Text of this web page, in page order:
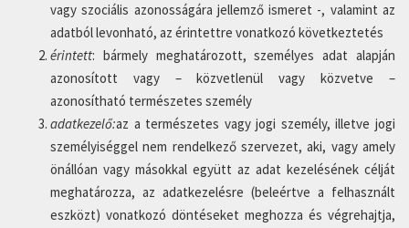
vagy szociális azonosságára jellemző ismeret -, valamint az
adatból levonható, az érintettre vonatkozó következtetés
érintett: bármely meghatározott, személyes adat alapján
azonosított vagy – közvetlenül vagy közvetve –
azonosítható természetes személy
adatkezelő:az a természetes vagy jogi személy, illetve jogi
személyiséggel nem rendelkező szervezet, aki, vagy amely
önállóan vagy másokkal együtt az adat kezelésének célját
meghatározza, az adatkezelésre (beleértve a felhasznált
eszközt) vonatkozó döntéseket meghozza és végrehajtja,